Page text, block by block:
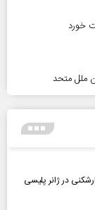
خورد
ملل متحد
در ژانر پلیسی